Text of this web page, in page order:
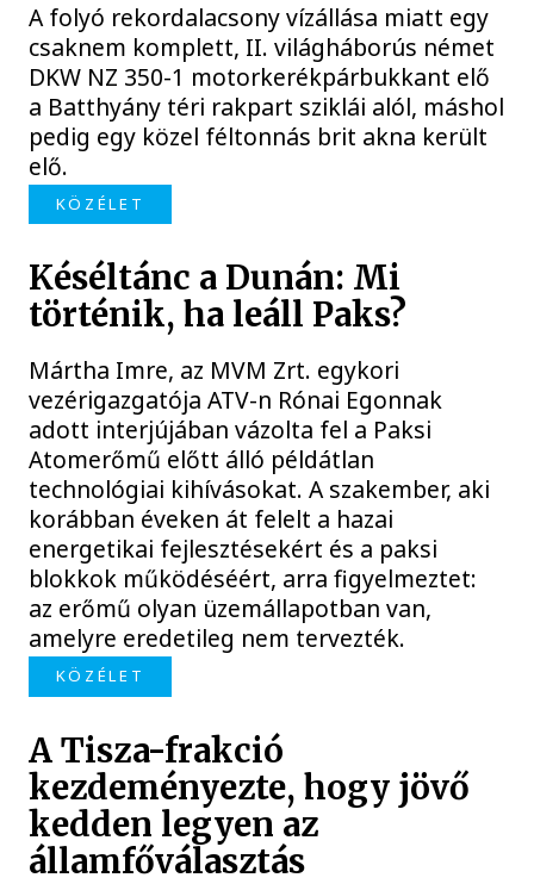
A folyó rekordalacsony vízállása miatt egy
csaknem komplett, II. világháborús német
DKW NZ 350-1 motorkerékpárbukkant elő
a Batthyány téri rakpart sziklái alól, máshol
pedig egy közel féltonnás brit akna került
elő.
KÖZÉLET
Késéltánc a Dunán: Mi
történik, ha leáll Paks?
Mártha Imre, az MVM Zrt. egykori
vezérigazgatója ATV-n Rónai Egonnak
adott interjújában vázolta fel a Paksi
Atomerőmű előtt álló példátlan
technológiai kihívásokat. A szakember, aki
korábban éveken át felelt a hazai
energetikai fejlesztésekért és a paksi
blokkok működéséért, arra figyelmeztet:
az erőmű olyan üzemállapotban van,
amelyre eredetileg nem tervezték.
KÖZÉLET
A Tisza-frakció
kezdeményezte, hogy jövő
kedden legyen az
államfőválasztás